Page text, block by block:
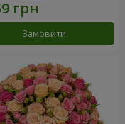
Замовити